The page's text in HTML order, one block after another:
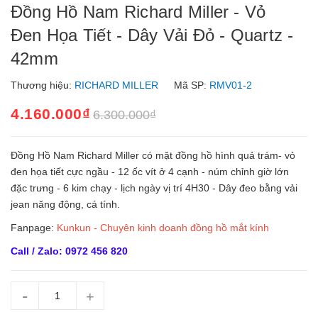
Đồng Hồ Nam Richard Miller - Vỏ
Đen Họa Tiết - Dây Vải Đỏ - Quartz -
42mm
Thương hiệu: RICHARD MILLER Mã SP: RMV01-2
4.160.000₫ 6.300.000₫
Đồng Hồ Nam Richard Miller có mặt đồng hồ hình quả trám- vỏ
đen họa tiết cực ngầu - 12 ốc vít ở 4 cạnh - núm chỉnh giờ lớn
đặc trưng - 6 kim chạy - lịch ngày vị trí 4H30 - Dây đeo bằng vải
jean năng động, cá tính.
Fanpage: Kunkun - Chuyên kinh doanh đồng hồ mắt kính
Call / Zalo: 0972 456 820
- +